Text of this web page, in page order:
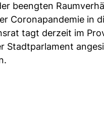
beengten
Coronapandemie in
tagt derzeit im
Stadtparlament